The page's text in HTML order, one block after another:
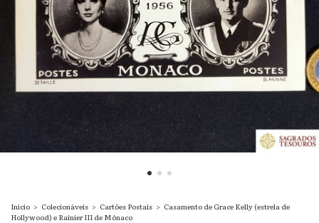
Início > Colecionáveis > Cartões Postais > Casamento de Grace Kelly (estrela de
Hollywood) e Rainier III de Mônaco